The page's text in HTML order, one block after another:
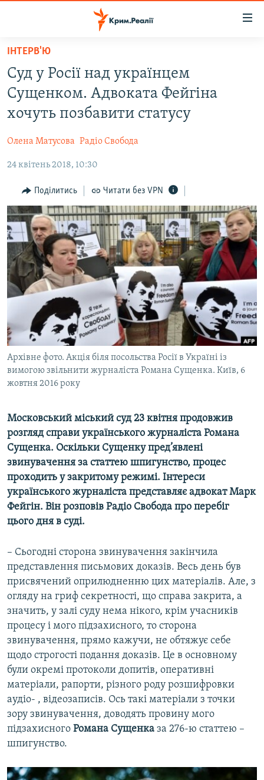
Перейти
основного
матеріалу
Перейти
до
основної
Перейти
пошуку
ВОДА.КРИМ
ВІДЕО ТА ФОТО
БЛОГИ
ПОГЛЯД
ІНТЕРВ'Ю
ВСЕ ЗА ДЕНЬ
СПЕЦПРОЕКТИ
ДЕПОРТАЦІЯ
ВІДЕОУРОКИ «ELIFBE»
СВІДЧЕННЯ ОКУПАЦІЇ
УКРАЇНСЬКА ПРОБЛЕМА КРИМУ
ІНФОГРАФІКА
ЯК ОБІЙТИ БЛОКУВАННЯ
Русский
Qırımtatar
ДОЛУЧАЙСЯ!
ІНТЕРВ'Ю
Суд у Росії над українцем
Сущенком. Адвоката Фейгіна
хочуть позбавити статусу
Олена Матусова Радіо Свобода
24 квітень 2018, 10:30
Поділитись Читати без VPN
Архівне фото. Акція біля посольства Росії в Україні із
вимогою звільнити журналіста Романа Сущенка. Київ, 6
жовтня 2016 року
Московський міський суд 23 квітня продовжив
розгляд справи українського журналіста Романа
Сущенка. Оскільки Сущенку пред’явлені
звинувачення за статтею шпигунство, процес
проходить у закритому режимі. Інтереси
українського журналіста представляє адвокат Марк
Фейгін. Він розповів Радіо Свобода про перебіг
цього дня в суді.
– Сьогодні сторона звинувачення закінчила
представлення письмових доказів. Весь день був
присвячений оприлюдненню цих матеріалів. Але, з
огляду на гриф секретності, що справа закрита, а
значить, у залі суду нема нікого, крім учасників
процесу і мого підзахисного, то сторона
звинувачення, прямо кажучи, не обтяжує себе
щодо строгості подання доказів. Це в основному
були окремі протоколи допитів, оперативні
матеріали, рапорти, різного роду розшифровки
аудіо- , відеозаписів. Ось такі матеріали з точки
зору звинувачення, доводять провину мого
підзахисного Романа Сущенка за 276-ю статтею –
шпигунство.